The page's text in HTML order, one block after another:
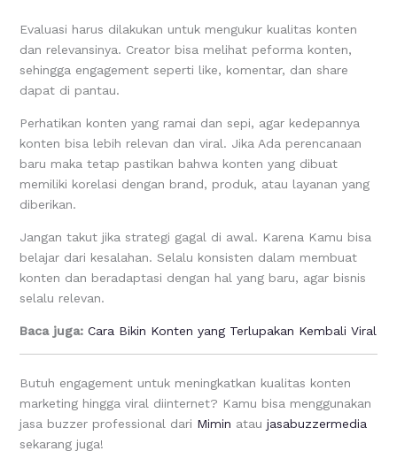
Evaluasi harus dilakukan untuk mengukur kualitas konten
dan relevansinya. Creator bisa melihat peforma konten,
sehingga engagement seperti like, komentar, dan share
dapat di pantau.
Perhatikan konten yang ramai dan sepi, agar kedepannya
konten bisa lebih relevan dan viral. Jika Ada perencanaan
baru maka tetap pastikan bahwa konten yang dibuat
memiliki korelasi dengan brand, produk, atau layanan yang
diberikan.
Jangan takut jika strategi gagal di awal. Karena Kamu bisa
belajar dari kesalahan. Selalu konsisten dalam membuat
konten dan beradaptasi dengan hal yang baru, agar bisnis
selalu relevan.
Baca juga: Cara Bikin Konten yang Terlupakan Kembali Viral
Butuh engagement untuk meningkatkan kualitas konten
marketing hingga viral diinternet? Kamu bisa menggunakan
jasa buzzer professional dari Mimin atau jasabuzzermedia
sekarang juga!